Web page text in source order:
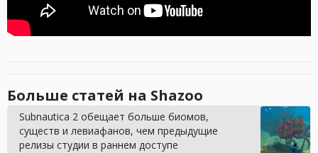
Больше статей на Shazoo
Subnautica 2 обещает больше биомов,
существ и левиафанов, чем предыдущие
релизы студии в раннем доступе